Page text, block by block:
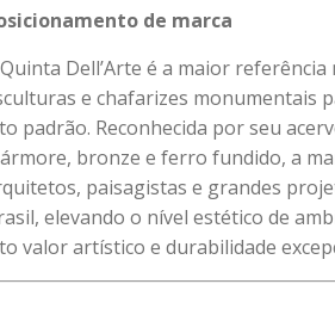
de marca
Dell’Arte é a maior referência
e chafarizes monumentais
padrão. Reconhecida por seu
bronze e ferro fundido, a
paisagistas e grandes
elevando o nível estético de
valor artístico e durabilidade